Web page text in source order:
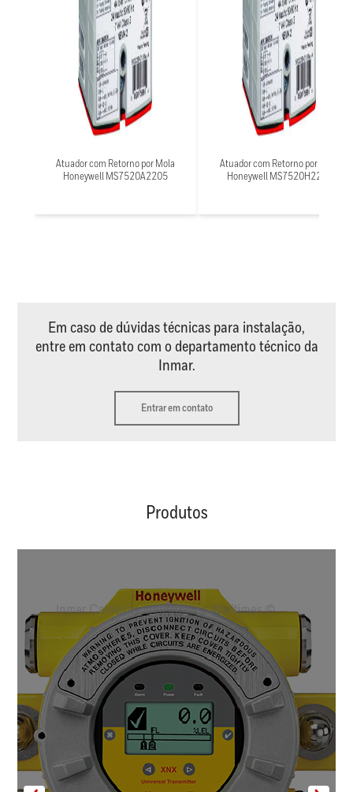
Atuador com Retorno por Mola
Honeywell MS7520A2205
Atuador com Retorno por Mola
Honeywell MS7520H2208
Em caso de dúvidas técnicas para instalação,
entre em contato com o departamento técnico da
Inmar.
Entrar em contato
Produtos